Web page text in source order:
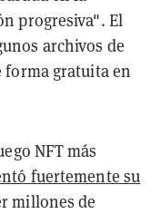
progresiva". El
archivos de
forma gratuita en
NFT más
fuertemente su
millones de